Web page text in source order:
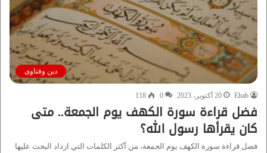
دين وفتاوى
Ehab 20 أكتوبر، 2023 0
118
فضل قراءة سورة الكهف يوم الجمعة.. متى
كان يقرأها رسول الله؟
فضل قراءة سورة الكهف يوم الجمعة، من أكثر الكلمات التي ازداد البحث عليها